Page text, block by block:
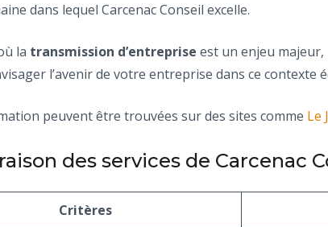
dans lequel Carcenac Conseil excelle.
la transmission d’entreprise est un enjeu majeur,
l’avenir de votre entreprise dans ce
peuvent être trouvées sur des sites comme Le
des services de Carcenac
Critères